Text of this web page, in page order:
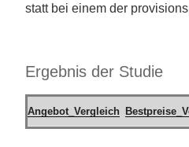
statt bei einem der
Ergebnis der Studie
Angebot_Vergleich